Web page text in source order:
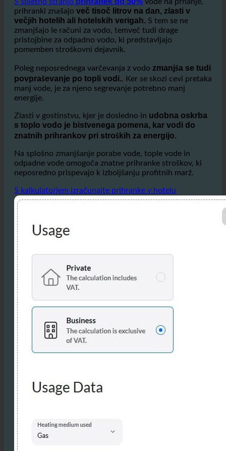
S spletno stranjo prihranek do 50%vode na prhanje,
prihranki znašajoveč tisoč litrov na dan, zlasti v
večjih hotelih ali hotelskih verigah.S tem se ne
zmanjšajo le računi za vodo, temveč tudi drage
pristojbine za odpadno vodo, ki predstavljajo
Poleg neposrednega varčevanja z vodozmanjša se tudi
povpraševanje po topli vodi.. Ker se skozi cevi pretaka
manj vode, je za njeno segrevanje potrebno manj
Zlasti v gostinstvu, kjer je dosledno inudobna oskrba
s toplo vodo je bistvenega pomena, kar vodi do
Na splošno zmanjšanje porabe vode, tople vode in
odpadne vode omogoča znatne prihranke stroškov, ki
S kalkulatorjem izračunajte prihranke v hotelu